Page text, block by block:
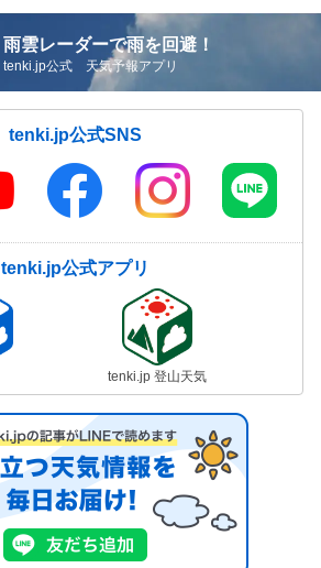
雨雲レーダーで雨を回避！
tenki.jp公式 天気予報アプリ
tenki.jp公式SNS
tenki.jp公式アプリ
tenki.jp 登山天気